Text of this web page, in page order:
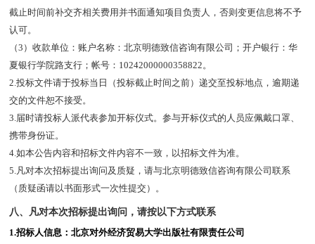
截止时间前补交齐相关费用并书面通知项目负责人，否则变更信息将不予
认可。
（3）收款单位：账户名称：北京明德致信咨询有限公司；开户银行：华
夏银行学院路支行；帐号：10242000000358822。
2.投标文件请于投标当日（投标截止时间之前）递交至投标地点，逾期递
交的文件恕不接受。
3.届时请投标人派代表参加开标仪式。参与开标仪式的人员应佩戴口罩、
携带身份证。
4.如本公告内容和招标文件内容不一致，以招标文件为准。
5.凡对本次招标提出询问及质疑，请与北京明德致信咨询有限公司联系
（质疑函请以书面形式一次性提交）。
八、 凡对本次招标提出询问，请按以下方式联系
1.招标人信息：北京对外经济贸易大学出版社有限责任公司